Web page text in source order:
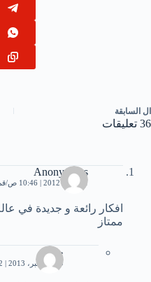
ال السابقة
36 تعليقات
Anonymous
11 مايو، 2012 | 10:46 ص
افكار رائعة و جديدة في
ممتاز
جهاد
19 ديسمبر، 2013 | 11:12 ص